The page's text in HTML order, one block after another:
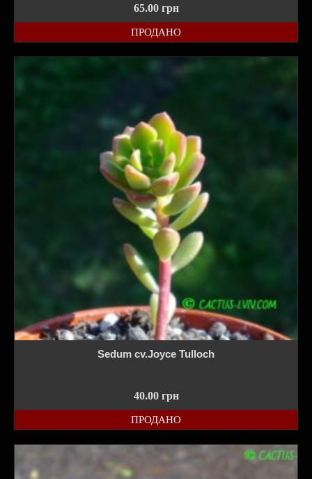
65.00 грн
ПРОДАНО
Sedum cv.Joyce Tulloch
40.00 грн
ПРОДАНО